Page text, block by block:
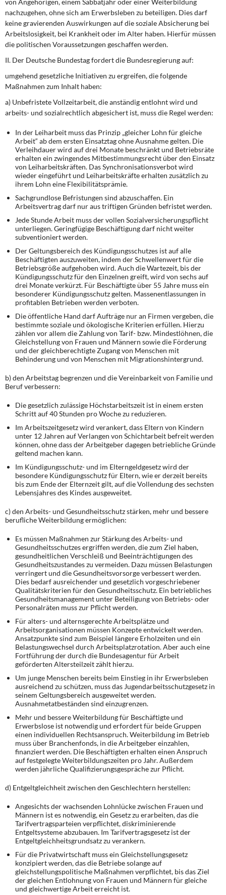
von Angehörigen, einem Sabbatjahr oder einer Weiterbildung
nachzugehen, ohne sich am Erwerbsleben zu beteiligen. Dies darf
keine gravierenden Auswirkungen auf die soziale Absicherung bei
Arbeitslosigkeit, bei Krankheit oder im Alter haben. Hierfür müssen
die politischen Voraussetzungen geschaffen werden.
II. Der Deutsche Bundestag fordert die Bundesregierung auf:
umgehend gesetzliche Initiativen zu ergreifen, die folgende
Maßnahmen zum Inhalt haben:
a) Unbefristete Vollzeitarbeit, die anständig entlohnt wird und
arbeits- und sozialrechtlich abgesichert ist, muss die Regel werden:
In der Leiharbeit muss das Prinzip „gleicher Lohn für gleiche
Arbeit“ ab dem ersten Einsatztag ohne Ausnahme gelten. Die
Verleihdauer wird auf drei Monate beschränkt und Betriebsräte
erhalten ein zwingendes Mitbestimmungsrecht über den Einsatz
von Leiharbeitskräften. Das Synchronisationsverbot wird
wieder eingeführt und Leiharbeitskräfte erhalten zusätzlich zu
ihrem Lohn eine Flexibilitätsprämie.
Sachgrundlose Befristungen sind abzuschaffen. Ein
Arbeitsvertrag darf nur aus triftigen Gründen befristet werden.
Jede Stunde Arbeit muss der vollen Sozialversicherungspflicht
unterliegen. Geringfügige Beschäftigung darf nicht weiter
subventioniert werden.
Der Geltungsbereich des Kündigungsschutzes ist auf alle
Beschäftigten auszuweiten, indem der Schwellenwert für die
Betriebsgröße aufgehoben wird. Auch die Wartezeit, bis der
Kündigungsschutz für den Einzelnen greift, wird von sechs auf
drei Monate verkürzt. Für Beschäftigte über 55 Jahre muss ein
besonderer Kündigungsschutz gelten. Massenentlassungen in
profitablen Betrieben werden verboten.
Die öffentliche Hand darf Aufträge nur an Firmen vergeben, die
bestimmte soziale und ökologische Kriterien erfüllen. Hierzu
zählen vor allem die Zahlung von Tarif- bzw. Mindestlöhnen, die
Gleichstellung von Frauen und Männern sowie die Förderung
und der gleichberechtigte Zugang von Menschen mit
Behinderung und von Menschen mit Migrationshintergrund.
b) den Arbeitstag begrenzen und die Vereinbarkeit von Familie und
Beruf verbessern:
Die gesetzlich zulässige Höchstarbeitszeit ist in einem ersten
Schritt auf 40 Stunden pro Woche zu reduzieren.
Im Arbeitszeitgesetz wird verankert, dass Eltern von Kindern
unter 12 Jahren auf Verlangen von Schichtarbeit befreit werden
können, ohne dass der Arbeitgeber dagegen betriebliche Gründe
geltend machen kann.
Im Kündigungsschutz- und im Elterngeldgesetz wird der
besondere Kündigungsschutz für Eltern, wie er derzeit bereits
bis zum Ende der Elternzeit gilt, auf die Vollendung des sechsten
Lebensjahres des Kindes ausgeweitet.
c) den Arbeits- und Gesundheitsschutz stärken, mehr und bessere
berufliche Weiterbildung ermöglichen:
Es müssen Maßnahmen zur Stärkung des Arbeits- und
Gesundheitsschutzes ergriffen werden, die zum Ziel haben,
gesundheitlichen Verschleiß und Beeinträchtigungen des
Gesundheitszustandes zu vermeiden. Dazu müssen Belastungen
verringert und die Gesundheitsvorsorge verbessert werden.
Dies bedarf ausreichender und gesetzlich vorgeschriebener
Qualitätskriterien für den Gesundheitsschutz. Ein betriebliches
Gesundheitsmanagement unter Beteiligung von Betriebs- oder
Personalräten muss zur Pflicht werden.
Für alters- und alternsgerechte Arbeitsplätze und
Arbeitsorganisationen müssen Konzepte entwickelt werden.
Ansatzpunkte sind zum Beispiel längere Erholzeiten und ein
Belastungswechsel durch Arbeitsplatzrotation. Aber auch eine
Fortführung der durch die Bundesagentur für Arbeit
geförderten Altersteilzeit zählt hierzu.
Um junge Menschen bereits beim Einstieg in ihr Erwerbsleben
ausreichend zu schützen, muss das Jugendarbeitsschutzgesetz in
seinem Geltungsbereich ausgeweitet werden.
Ausnahmetatbeständen sind einzugrenzen.
Mehr und bessere Weiterbildung für Beschäftigte und
Erwerbslose ist notwendig und erfordert für beide Gruppen
einen individuellen Rechtsanspruch. Weiterbildung im Betrieb
muss über Branchenfonds, in die Arbeitgeber einzahlen,
finanziert werden. Die Beschäftigten erhalten einen Anspruch
auf festgelegte Weiterbildungszeiten pro Jahr. Außerdem
werden jährliche Qualifizierungsgespräche zur Pflicht.
d) Entgeltgleichheit zwischen den Geschlechtern herstellen:
Angesichts der wachsenden Lohnlücke zwischen Frauen und
Männern ist es notwendig, ein Gesetz zu erarbeiten, das die
Tarifvertragsparteien verpflichtet, diskriminierende
Entgeltsysteme abzubauen. Im Tarifvertragsgesetz ist der
Entgeltgleichheitsgrundsatz zu verankern.
Für die Privatwirtschaft muss ein Gleichstellungsgesetz
konzipiert werden, das die Betriebe solange auf
gleichstellungspolitische Maßnahmen verpflichtet, bis das Ziel
der gleichen Entlohnung von Frauen und Männern für gleiche
und gleichwertige Arbeit erreicht ist.